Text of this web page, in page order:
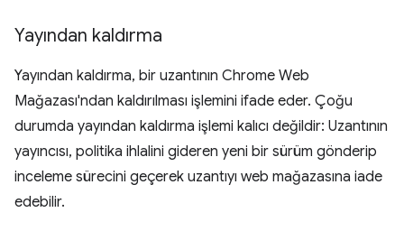
Yayından kaldırma
Yayından kaldırma, bir uzantının Chrome Web
Mağazası'ndan kaldırılması işlemini ifade eder. Çoğu
durumda yayından kaldırma işlemi kalıcı değildir: Uzantının
yayıncısı, politika ihlalini gideren yeni bir sürüm gönderip
inceleme sürecini geçerek uzantıyı web mağazasına iade
edebilir.